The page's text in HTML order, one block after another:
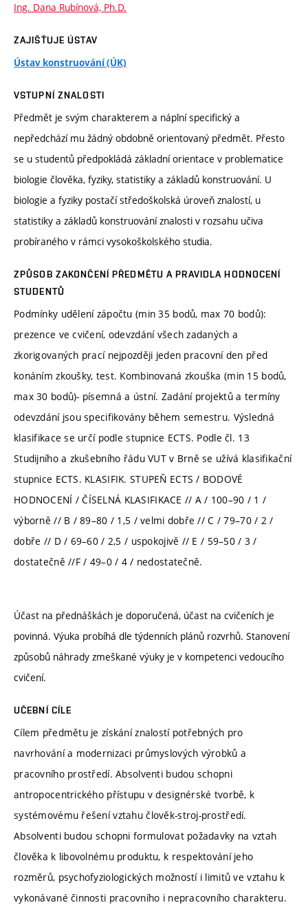
Ing. Dana Rubínová, Ph.D.
ZAJIŠŤUJE ÚSTAV
Ústav konstruování (ÚK)
VSTUPNÍ ZNALOSTI
Předmět je svým charakterem a náplní specifický a
nepředchází mu žádný obdobně orientovaný předmět. Přesto
se u studentů předpokládá základní orientace v problematice
biologie člověka, fyziky, statistiky a základů konstruování. U
biologie a fyziky postačí středoškolská úroveň znalostí, u
statistiky a základů konstruování znalosti v rozsahu učiva
probíraného v rámci vysokoškolského studia.
ZPŮSOB ZAKONČENÍ PŘEDMĚTU A PRAVIDLA HODNOCENÍ
STUDENTŮ
Podmínky udělení zápočtu (min 35 bodů, max 70 bodů):
prezence ve cvičení, odevzdání všech zadaných a
zkorigovaných prací nejpozději jeden pracovní den před
konáním zkoušky, test. Kombinovaná zkouška (min 15 bodů,
max 30 bodů)- písemná a ústní. Zadání projektů a termíny
odevzdání jsou specifikovány během semestru. Výsledná
klasifikace se určí podle stupnice ECTS. Podle čl. 13
Studijního a zkušebního řádu VUT v Brně se užívá klasifikační
stupnice ECTS. KLASIFIK. STUPEŇ ECTS / BODOVÉ
HODNOCENÍ / ČÍSELNÁ KLASIFIKACE // A / 100–90 / 1 /
výborně // B / 89–80 / 1,5 / velmi dobře // C / 79–70 / 2 /
dobře // D / 69–60 / 2,5 / uspokojivě // E / 59–50 / 3 /
dostatečně //F / 49–0 / 4 / nedostatečně.
Účast na přednáškách je doporučená, účast na cvičeních je
povinná. Výuka probíhá dle týdenních plánů rozvrhů. Stanovení
způsobů náhrady zmeškané výuky je v kompetenci vedoucího
cvičení.
UČEBNÍ CÍLE
Cílem předmětu je získání znalostí potřebných pro
navrhování a modernizaci průmyslových výrobků a
pracovního prostředí. Absolventi budou schopni
antropocentrického přístupu v designérské tvorbě, k
systémovému řešení vztahu člověk-stroj-prostředí.
Absolventi budou schopni formulovat požadavky na vztah
člověka k libovolnému produktu, k respektování jeho
rozměrů, psychofyziologických možností i limitů ve vztahu k
vykonávané činnosti pracovního i nepracovního charakteru.